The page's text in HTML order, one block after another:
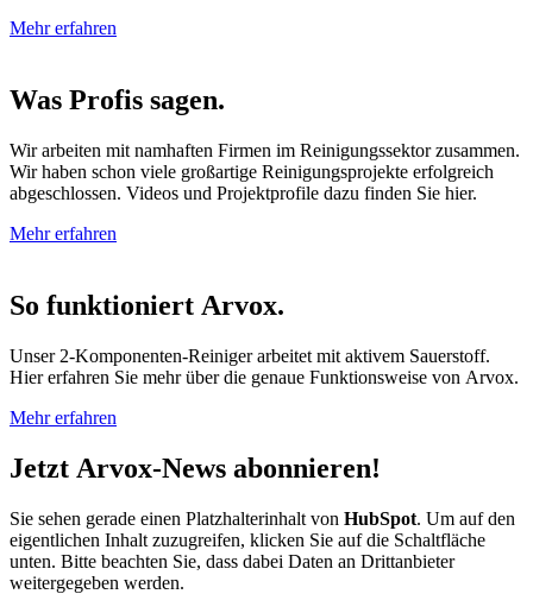
Mehr erfahren
Was Profis sagen.
Wir arbeiten mit namhaften Firmen im Reinigungssektor zusammen.
Wir haben schon viele großartige Reinigungsprojekte erfolgreich
abgeschlossen. Videos und Projektprofile dazu finden Sie hier.
Mehr erfahren
So funktioniert Arvox.
Unser 2-Komponenten-Reiniger arbeitet mit aktivem Sauerstoff.
Hier erfahren Sie mehr über die genaue Funktionsweise von Arvox.
Mehr erfahren
Jetzt Arvox-News abonnieren!
Sie sehen gerade einen Platzhalterinhalt von HubSpot. Um auf den
eigentlichen Inhalt zuzugreifen, klicken Sie auf die Schaltfläche
unten. Bitte beachten Sie, dass dabei Daten an Drittanbieter
weitergegeben werden.